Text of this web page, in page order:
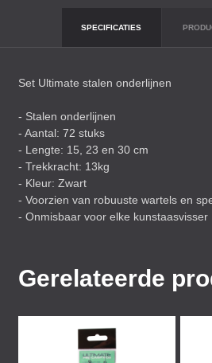
SPECIFICATIES
Set Ultimate stalen onderlijnen
- Stalen onderlijnen
- Aantal: 72 stuks
- Lengte: 15, 23 en 30 cm
- Trekkracht: 13kg
- Kleur: Zwart
- Voorzien van robuuste wartels en
- Onmisbaar voor elke kunstaasvisser
Gerelateerde